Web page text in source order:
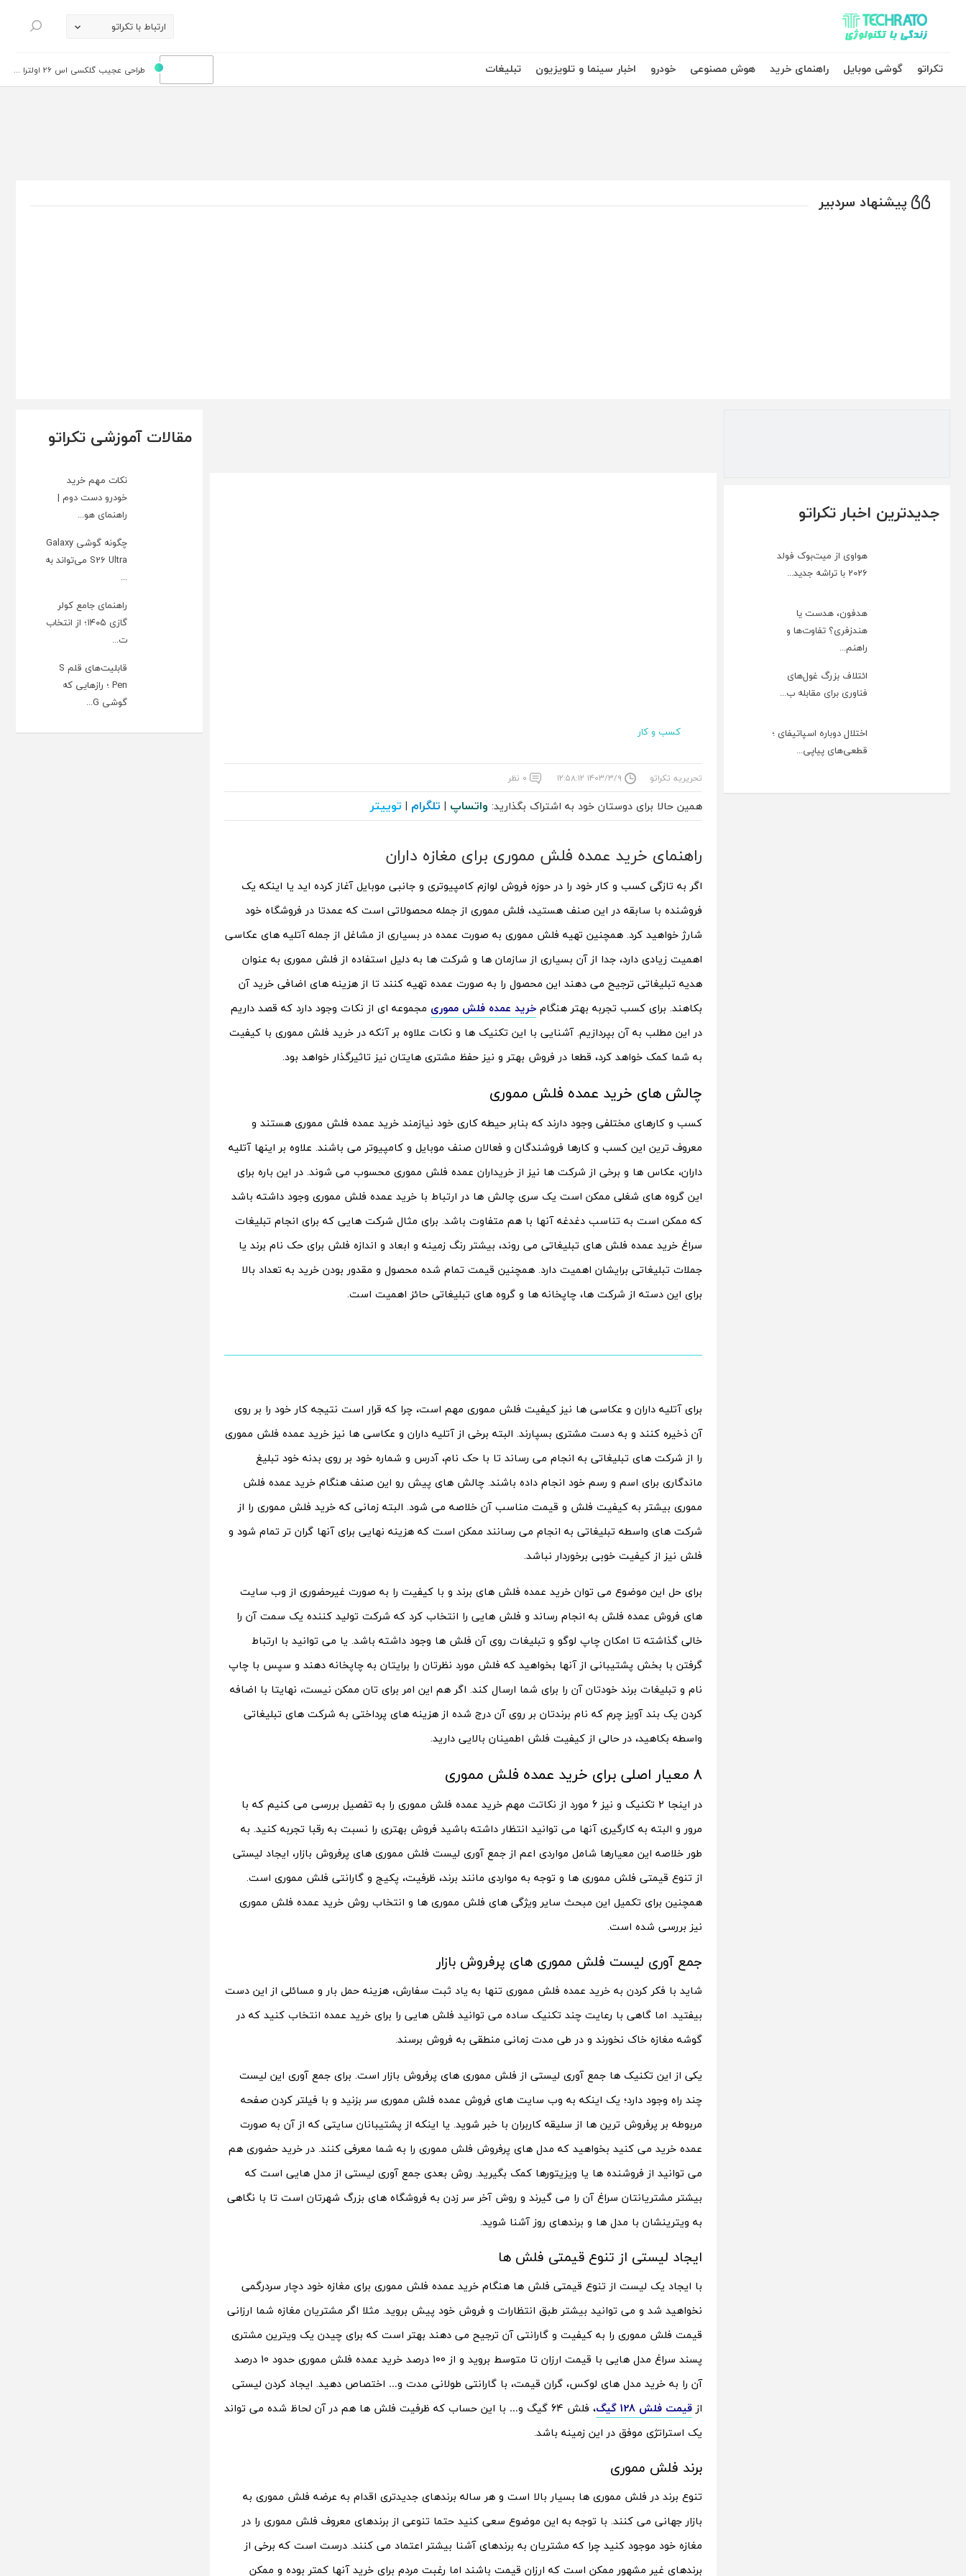
تکراتو – زندگی با تکنولوژی ارتباط با تکراتو
جستجو
تکراتو
گوشی موبایل راهنمای خرید هوش مصنوعی خودرو اخبار سینما و تلویزیون تبلیغات طراحی عجیب گلکسی اس 26 اولترا ...
پیشنهاد سردبیر
جدیدترین اخبار تکراتو
هواوی از میت‌بوک فولد
2026 با تراشه جدید...
هدفون، هدست یا
هندزفری؟ تفاوت‌ها و
راهنم...
ائتلاف بزرگ غول‌های
فناوری برای مقابله ب...
اختلال دوباره اسپاتیفای ؛
قطعی‌های پیاپی...
کسب و کار
تحریریه تکراتو ۱۴۰۳/۳/۹ ۱۲:۵۸:۱۲ ۰ نظر
همین حالا برای دوستان خود به اشتراک بگذارید: واتساپ | تلگرام | توییتر
راهنمای خرید عمده فلش مموری برای مغازه داران
اگر به تازگی کسب و کار خود را در حوزه فروش لوازم کامپیوتری و جانبی موبایل آغاز کرده اید یا اینکه یک
فروشنده با سابقه در این صنف هستید، فلش مموری از جمله محصولاتی است که عمدتا در فروشگاه خود
شارژ خواهید کرد. همچنین تهیه فلش مموری به صورت عمده در بسیاری از مشاغل از جمله آتلیه های عکاسی
اهمیت زیادی دارد، جدا از آن بسیاری از سازمان ها و شرکت ها به دلیل استفاده از فلش مموری به عنوان
هدیه تبلیغاتی ترجیح می دهند این محصول را به صورت عمده تهیه کنند تا از هزینه های اضافی خرید آن
بکاهند. برای کسب تجربه بهتر هنگام خرید عمده فلش مموری مجموعه ای از نکات وجود دارد که قصد داریم
در این مطلب به آن بپردازیم. آشنایی با این تکنیک ها و نکات علاوه بر آنکه در خرید فلش مموری با کیفیت
به شما کمک خواهد کرد، قطعا در فروش بهتر و نیز حفظ مشتری هایتان نیز تاثیرگذار خواهد بود.
چالش های خرید عمده فلش مموری
کسب و کارهای مختلفی وجود دارند که بنابر حیطه کاری خود نیازمند خرید عمده فلش مموری هستند و
معروف ترین این کسب و کارها فروشندگان و فعالان صنف موبایل و کامپیوتر می باشند. علاوه بر اینها آتلیه
داران، عکاس ها و برخی از شرکت ها نیز از خریداران عمده فلش مموری محسوب می شوند. در این باره برای
این گروه های شغلی ممکن است یک سری چالش ها در ارتباط با خرید عمده فلش مموری وجود داشته باشد
که ممکن است به تناسب دغدغه آنها با هم متفاوت باشد. برای مثال شرکت هایی که برای انجام تبلیغات
سراغ خرید عمده فلش های تبلیغاتی می روند، بیشتر رنگ زمینه و ابعاد و اندازه فلش برای حک نام برند یا
جملات تبلیغاتی برایشان اهمیت دارد. همچنین قیمت تمام شده محصول و مقدور بودن خرید به تعداد بالا
برای این دسته از شرکت ها، چاپخانه ها و گروه های تبلیغاتی حائز اهمیت است.
برای آتلیه داران و عکاسی ها نیز کیفیت فلش مموری مهم است، چرا که قرار است نتیجه کار خود را بر روی
آن ذخیره کنند و به دست مشتری بسپارند. البته برخی از آتلیه داران و عکاسی ها نیز خرید عمده فلش مموری
را از شرکت های تبلیغاتی به انجام می رساند تا با حک نام، آدرس و شماره خود بر روی بدنه خود تبلیغ
ماندگاری برای اسم و رسم خود انجام داده باشند. چالش های پیش رو این صنف هنگام خرید عمده فلش
مموری بیشتر به کیفیت فلش و قیمت مناسب آن خلاصه می شود. البته زمانی که خرید فلش مموری را از
شرکت های واسطه تبلیغاتی به انجام می رسانند ممکن است که هزینه نهایی برای آنها گران تر تمام شود و
فلش نیز از کیفیت خوبی برخوردار نباشد.
برای حل این موضوع می توان خرید عمده فلش های برند و با کیفیت را به صورت غیرحضوری از وب سایت
های فروش عمده فلش به انجام رساند و فلش هایی را انتخاب کرد که شرکت تولید کننده یک سمت آن را
خالی گذاشته تا امکان چاپ لوگو و تبلیغات روی آن فلش ها وجود داشته باشد. یا می توانید با ارتباط
گرفتن با بخش پشتیبانی از آنها بخواهید که فلش مورد نظرتان را برایتان به چاپخانه دهند و سپس با چاپ
نام و تبلیغات برند خودتان آن را برای شما ارسال کند. اگر هم این امر برای تان ممکن نیست، نهایتا با اضافه
کردن یک بند آویز چرم که نام برندتان بر روی آن درج شده از هزینه های پرداختی به شرکت های تبلیغاتی
واسطه بکاهید، در حالی از کیفیت فلش اطمینان بالایی دارید.
8 معیار اصلی برای خرید عمده فلش مموری
در اینجا 2 تکنیک و نیز 6 مورد از نکاتت مهم خرید عمده فلش مموری را به تفصیل بررسی می کنیم که با
مرور و البته به کارگیری آنها می توانید انتظار داشته باشید فروش بهتری را نسبت به رقبا تجربه کنید. به
طور خلاصه این معیارها شامل مواردی اعم از جمع آوری لیست فلش مموری های پرفروش بازار، ایجاد لیستی
از تنوع قیمتی فلش مموری ها و توجه به مواردی مانند برند، ظرفیت، پکیج و گارانتی فلش مموری است.
همچنین برای تکمیل این مبحث سایر ویژگی های فلش مموری ها و انتخاب روش خرید عمده فلش مموری
نیز بررسی شده است.
جمع آوری لیست فلش مموری های پرفروش بازار
شاید با فکر کردن به خرید عمده فلش مموری تنها به یاد ثبت سفارش، هزینه حمل بار و مسائلی از این دست
بیفتید. اما گاهی با رعایت چند تکنیک ساده می توانید فلش هایی را برای خرید عمده انتخاب کنید که در
گوشه مغازه خاک نخورند و در طی مدت زمانی منطقی به فروش برسند.
یکی از این تکنیک ها جمع آوری لیستی از فلش مموری های پرفروش بازار است. برای جمع آوری این لیست
چند راه وجود دارد؛ یک اینکه به وب سایت های فروش عمده فلش مموری سر بزنید و با فیلتر کردن صفحه
مربوطه بر پرفروش ترین ها از سلیقه کاربران با خبر شوید. یا اینکه از پشتیبانان سایتی که از آن به صورت
عمده خرید می کنید بخواهید که مدل های پرفروش فلش مموری را به شما معرفی کنند. در خرید حضوری هم
می توانید از فروشنده ها یا ویزیتورها کمک بگیرید. روش بعدی جمع آوری لیستی از مدل هایی است که
بیشتر مشتریانتان سراغ آن را می گیرند و روش آخر سر زدن به فروشگاه های بزرگ شهرتان است تا با نگاهی
به ویترینشان با مدل ها و برندهای روز آشنا شوید.
ایجاد لیستی از تنوع قیمتی فلش ها
با ایجاد یک لیست از تنوع قیمتی فلش ها هنگام خرید عمده فلش مموری برای مغازه خود دچار سردرگمی
نخواهید شد و می توانید بیشتر طبق انتظارات و فروش خود پیش بروید. مثلا اگر مشتریان مغازه شما ارزانی
قیمت فلش مموری را به کیفیت و گارانتی آن ترجیح می دهند بهتر است که برای چیدن یک ویترین مشتری
پسند سراغ مدل هایی با قیمت ارزان تا متوسط بروید و از 100 درصد خرید عمده فلش مموری حدود 10 درصد
آن را به خرید مدل های لوکس، گران قیمت، با گارانتی طولانی مدت و… اختصاص دهید. ایجاد کردن لیستی
از قیمت فلش 128 گیگ
، فلش 64 گیگ و… با این حساب که ظرفیت فلش ها هم در آن لحاظ شده می تواند
یک استراتژی موفق در این زمینه باشد.
برند فلش مموری
تنوع برند در فلش مموری ها بسیار بالا است و هر ساله برندهای جدیدتری اقدام به عرضه فلش مموری به
بازار جهانی می کنند. با توجه به این موضوع سعی کنید حتما تنوعی از برندهای معروف فلش مموری را در
مغازه خود موجود کنید چرا که مشتریان به برندهای آشنا بیشتر اعتماد می کنند. درست است که برخی از
برندهای غیر مشهور ممکن است که ارزان قیمت باشند اما رغبت مردم برای خرید آنها کمتر بوده و ممکن
مقالات آموزشی تکراتو
نکات مهم خرید
خودرو دست دوم |
راهنمای هو...
چگونه گوشی Galaxy
S26 Ultra می‌تواند به
...
راهنمای جامع کولر
گازی ۱۴۰۵؛ از انتخاب
ت...
قابلیت‌های قلم S
Pen ؛ رازهایی که
گوشی G...